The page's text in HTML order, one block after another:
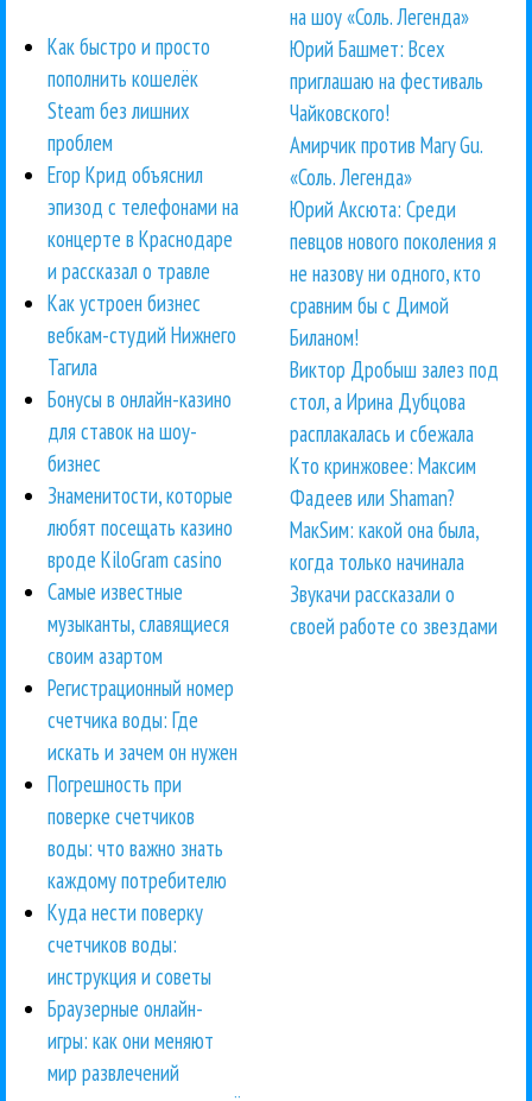
Как быстро и просто
пополнить кошелёк
Steam без лишних
проблем
Егор Крид объяснил
эпизод с телефонами на
концерте в Краснодаре
и рассказал о травле
Как устроен бизнес
вебкам-студий Нижнего
Тагила
Бонусы в онлайн-казино
для ставок на шоу-
бизнес
Знаменитости, которые
любят посещать казино
вроде KiloGram casino
Самые известные
музыканты, славящиеся
своим азартом
Регистрационный номер
счетчика воды: Где
искать и зачем он нужен
Погрешность при
поверке счетчиков
воды: что важно знать
каждому потребителю
Куда нести поверку
счетчиков воды:
инструкция и советы
Браузерные онлайн-
игры: как они меняют
мир развлечений
на шоу «Соль. Легенда»
Юрий Башмет: Всех
приглашаю на фестиваль
Чайковского!
Амирчик против Mary Gu.
«Соль. Легенда»
Юрий Аксюта: Среди
певцов нового поколения я
не назову ни одного, кто
сравним бы с Димой
Биланом!
Виктор Дробыш залез под
стол, а Ирина Дубцова
расплакалась и сбежала
Кто кринжовее: Максим
Фадеев или Shaman?
МакSим: какой она была,
когда только начинала
Звукачи рассказали о
своей работе со звездами